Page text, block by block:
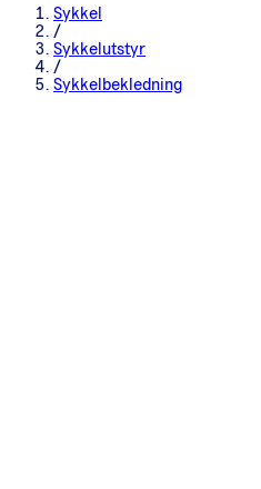
Sykkel
/
Sykkelutstyr
/
Sykkelbekledning